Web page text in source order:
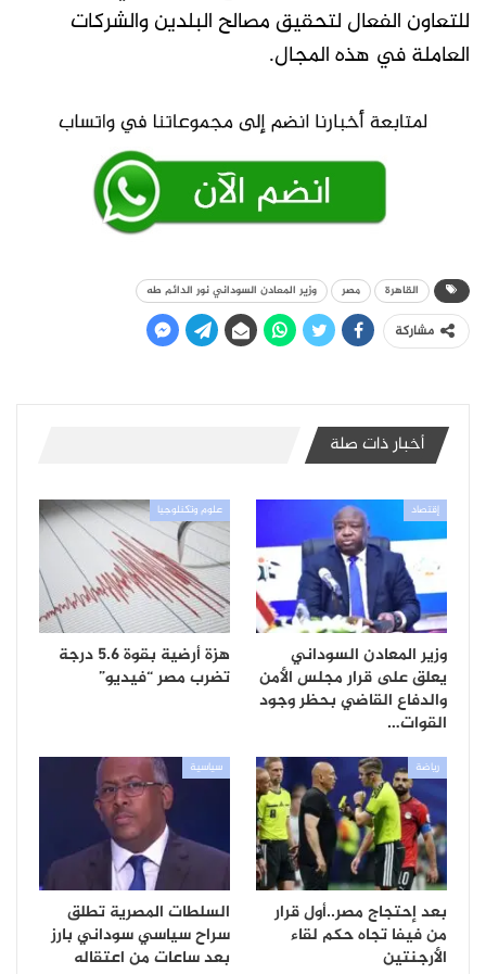
للتعاون الفعال لتحقيق مصالح البلدين والشركات
العاملة في هذه المجال.
القاهرة مصر وزير المعادن السوداني نور الدائم طه
مشاركة
أخبار ذات صلة
إقتصاد
وزير المعادن السوداني
يعلق على قرار مجلس الأمن
والدفاع القاضي بحظر وجود
القوات…
علوم وتكنلوجيا
هزة أرضية بقوة 5.6 درجة
تضرب مصر “فيديو”
رياضة
بعد إحتجاج مصر..أول قرار
من فيفا تجاه حكم لقاء
الأرجنتين
سياسية
السلطات المصرية تطلق
سراح سياسي سوداني بارز
بعد ساعات من اعتقاله